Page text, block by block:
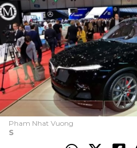
Pham Nhat Vuong
S